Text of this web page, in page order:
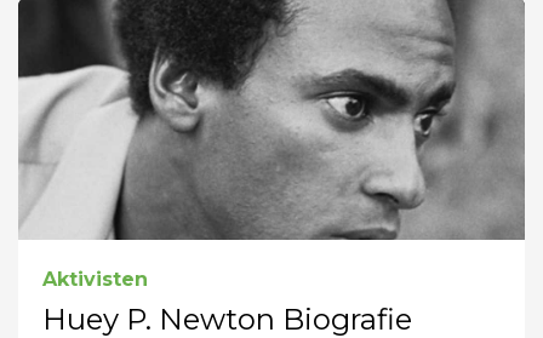
Aktivisten
Huey P. Newton Biografie